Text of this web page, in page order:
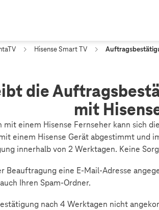
Hisense Smart TV
die
mit
mit einem Hisense Fernseher kann sich
einem Hisense Gerät abgestimmt und
innerhalb von 2 Werktagen. Keine
Beauftragung eine E‑Mail-Adresse
Ihren Spam-Ordner.
nach 4 Werktagen nicht